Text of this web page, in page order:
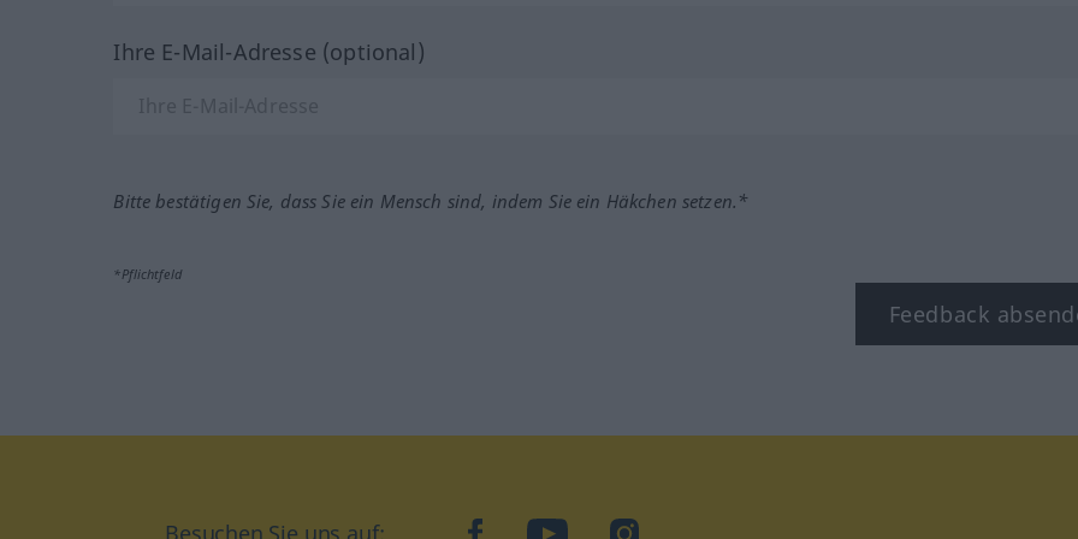
Ihre E-Mail-Adresse (optional)
Bitte bestätigen Sie, dass Sie ein Mensch sind, indem Sie ein Häkchen setzen.*
*Pflichtfeld
Feedback
facebookYouTubeInstagram